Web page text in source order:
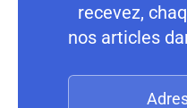
recevez,
nos articles